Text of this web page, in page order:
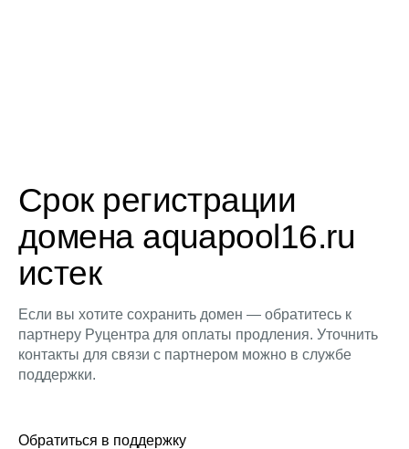
Срок регистрации
домена aquapool16.ru
истек
Если вы хотите сохранить домен — обратитесь к
партнеру Руцентра для оплаты продления. Уточнить
контакты для связи с партнером можно в службе
поддержки.
Обратиться в поддержку